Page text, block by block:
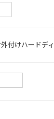
付けハードデ